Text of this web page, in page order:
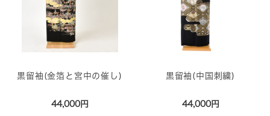
黒留袖(金箔と宮中の催し)
44,000円
黒留袖(中国刺繍)
44,000円